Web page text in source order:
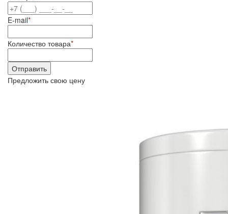
E-mail*
Количество товара*
Предложить свою цену